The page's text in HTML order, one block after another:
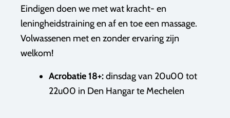
Eindigen doen we met wat kracht- en
leningheidstraining en af en toe een massage.
Volwassenen met en zonder ervaring zijn
welkom!
Acrobatie 18+:dinsdag van 20u00 tot
22u00 in Den Hangar te Mechelen